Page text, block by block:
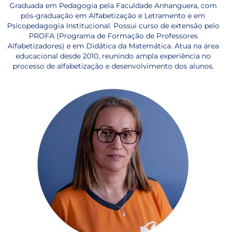
Graduada em Pedagogia pela Faculdade Anhanguera, com
pós-graduação em Alfabetização e Letramento e em
Psicopedagogia Institucional. Possui curso de extensão pelo
PROFA (Programa de Formação de Professores
Alfabetizadores) e em Didática da Matemática. Atua na área
educacional desde 2010, reunindo ampla experiência no
processo de alfabetização e desenvolvimento dos alunos.